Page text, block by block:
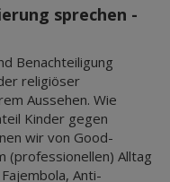
sprechen -
Benachteiligung
religiöser
Aussehen. Wie
Kinder gegen
wir von Good-
(professionellen) Alltag
Anti-